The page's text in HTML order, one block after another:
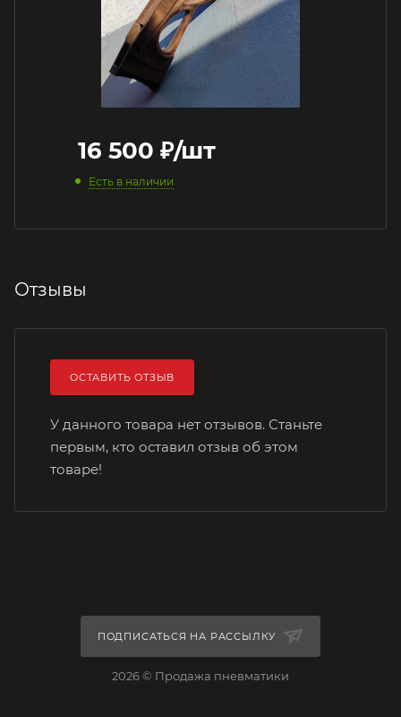
16 500 ₽/шт
Есть в наличии
Отзывы
ОСТАВИТЬ ОТЗЫВ
У данного товара нет отзывов. Станьте
первым, кто оставил отзыв об этом
товаре!
ПОДПИСАТЬСЯ НА РАССЫЛКУ
2026 © Продажа пневматики